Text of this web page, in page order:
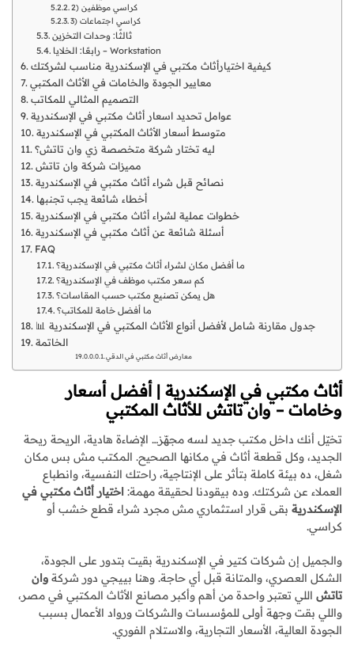
2) كراسي موظفين
3) كراسي اجتماعات
ثالثًا: وحدات التخزين
رابعًا: الخلايا – Workstation
كيفية اختيارأثاث مكتبي في الإسكندرية مناسب لشركتك
معايير الجودة والخامات في الأثاث المكتبي
التصميم المثالي للمكاتب
عوامل تحديد اسعار أثاث مكتبي في الإسكندرية
متوسط أسعار الأثاث المكتبي في الإسكندرية
ليه تختار شركة متخصصة زي وان تاتش؟
مميزات شركة وان تاتش
نصائح قبل شراء أثاث مكتبي في الإسكندرية
أخطاء شائعة يجب تجنبها
خطوات عملية لشراء أثاث مكتبي في الإسكندرية
أسئلة شائعة عن أثاث مكتبي في الإسكندرية
FAQ
ما أفضل مكان لشراء أثاث مكتبي في الإسكندرية؟
كم سعر مكتب موظف في الإسكندرية؟
هل يمكن تصنيع مكتب حسب المقاسات؟
ما أفضل خامة للمكاتب؟
📊 جدول مقارنة شامل لأفضل أنواع الأثاث المكتبي في الإسكندرية
الخاتمة
معارض أثاث مكتبي في الدقي
أثاث مكتبي في الإسكندرية | أفضل أسعار
وخامات – وان تاتش للأثاث المكتبي
تخيّل أنك داخل مكتب جديد لسه مجهّز… الإضاءة هادية، الريحة ريحة
الجديد، وكل قطعة أثاث في مكانها الصحيح. المكتب مش بس مكان
شغل، ده بيئة كاملة بتأثر على الإنتاجية، راحتك النفسية، وانطباع
العملاء عن شركتك. وده بيقودنا لحقيقة مهمة:اختيار أثاث مكتبي في
الإسكندريةبقى قرار استثماري مش مجرد شراء قطع خشب أو
كراسي.
والجميل إن شركات كتير في الإسكندرية بقيت بتدور على الجودة،
الشكل العصري، والمتانة قبل أي حاجة. وهنا بييجي دور شركةوان
تاتشاللي تعتبر واحدة من أهم وأكبر مصانع الأثاث المكتبي في مصر،
واللي بقت وجهة أولى للمؤسسات والشركات ورواد الأعمال بسبب
الجودة العالية، الأسعار التجارية، والاستلام الفوري.